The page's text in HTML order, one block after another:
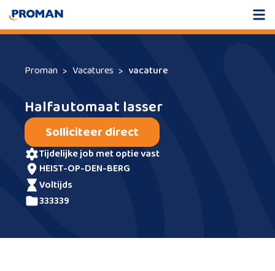
Proman Vacatures vacature
Halfautomaat lasser
Solliciteer direct
tijdelijke job met optie vast
HEIST-OP-DEN-BERG
voltijds
333339